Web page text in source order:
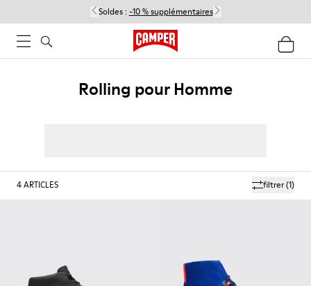
Soldes : -10 % supplémentaires
Rolling pour Homme
filtrer(1)
4ARTICLES